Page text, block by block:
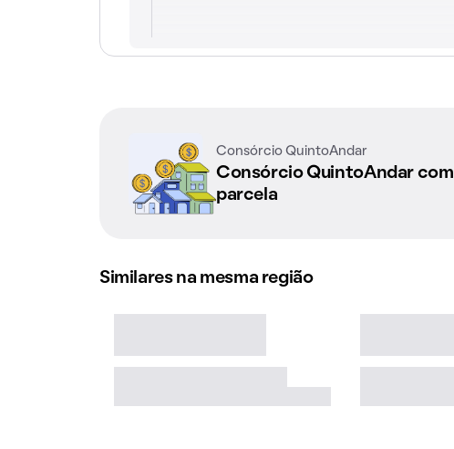
Consórcio QuintoAndar
Consórcio QuintoAndar com
parcela
Similares na mesma região